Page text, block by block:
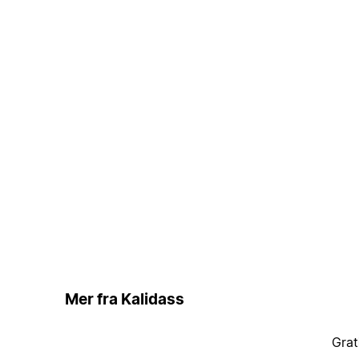
Mer fra Kalidass